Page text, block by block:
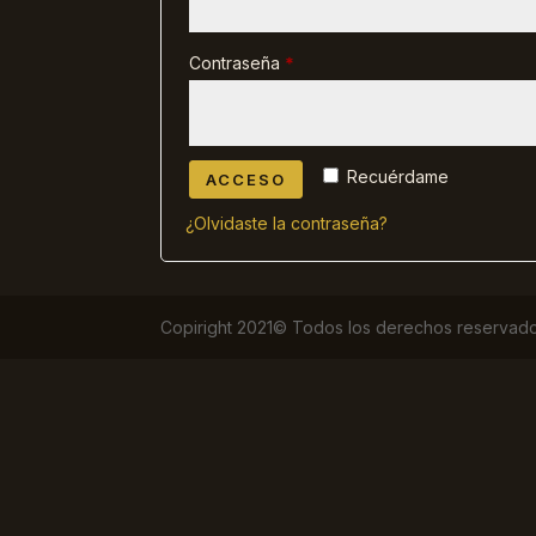
Contraseña *
Recuérdame
ACCESO
¿Olvidaste la contraseña?
Copiright 2021© Todos los derechos